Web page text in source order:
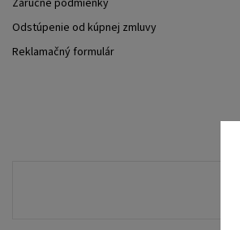
Záručné podmienky
Odstúpenie od kúpnej zmluvy
Reklamačný formulár